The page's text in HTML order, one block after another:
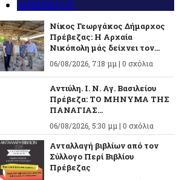
ΔΗΜΟΦΙΛΗ
Νίκος Γεωργάκος Δήμαρχος
Πρέβεζας: Η Αρχαία
Νικόπολη μάς δείχνει τον...
06/08/2026, 7:18 μμ | 0 σχόλια
Αντιύλη. Ι. Ν. Αγ. Βασιλείου
Πρέβεζα: ΤΟ ΜΗΝΥΜΑ ΤΗΣ
ΠΑΝΑΓΙΑΣ...
06/08/2026, 5:30 μμ | 0 σχόλια
Ανταλλαγή βιβλίων από τον
Σύλλογο Περί Βιβλίου
Πρέβεζας